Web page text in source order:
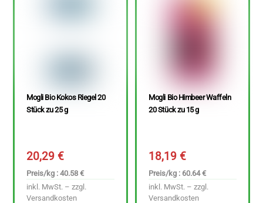
Mogli Bio Kokos Riegel 20
Stück zu 25 g
20,29€
Preis/kg : 40.58 €
inkl. MwSt. – zzgl.
Versandkosten
Mogli Bio Himbeer Waffeln
20 Stück zu 15 g
18,19€
Preis/kg : 60.64 €
inkl. MwSt. – zzgl.
Versandkosten